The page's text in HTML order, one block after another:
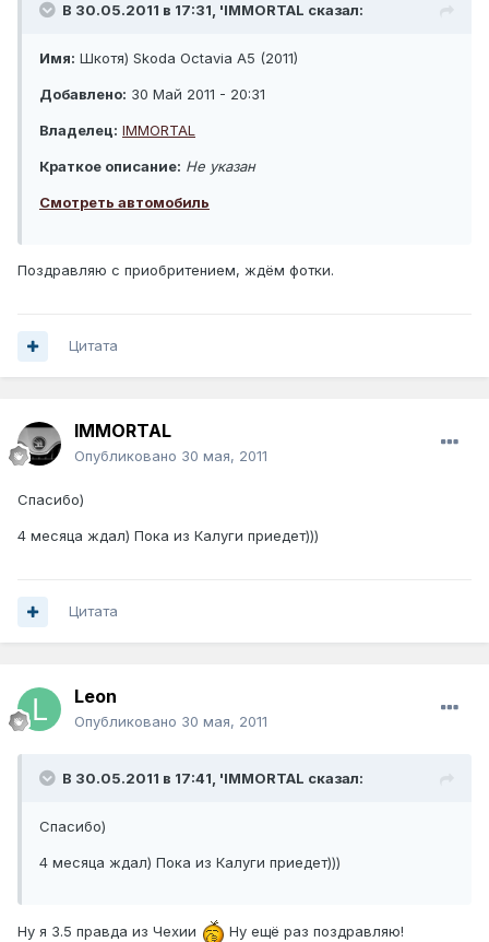
В 30.05.2011 в 17:31, 'IMMORTAL сказал:
Имя: Шкотя) Skoda Octavia A5 (2011)
Добавлено: 30 Май 2011 - 20:31
Владелец: IMMORTAL
Краткое описание: Не указан
Смотреть автомобиль
Поздравляю с приобритением, ждём фотки.
Цитата
IMMORTAL
Опубликовано 30 мая, 2011
Спасибо)
4 месяца ждал) Пока из Калуги приедет)))
Цитата
Leon
Опубликовано 30 мая, 2011
В 30.05.2011 в 17:41, 'IMMORTAL сказал:
Спасибо)
4 месяца ждал) Пока из Калуги приедет)))
Ну я 3.5 правда из Чехии Ну ещё раз поздравляю!